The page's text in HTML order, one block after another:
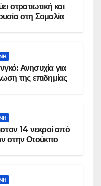
στρατιωτική και
στη Σομαλία
Ανησυχία για
της επιδημίας
14 νεκροί από
στην Οτούκπο